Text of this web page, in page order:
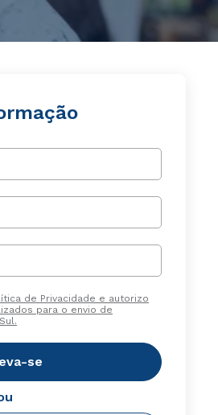
de Privacidade e autorizo
para o envio de
se